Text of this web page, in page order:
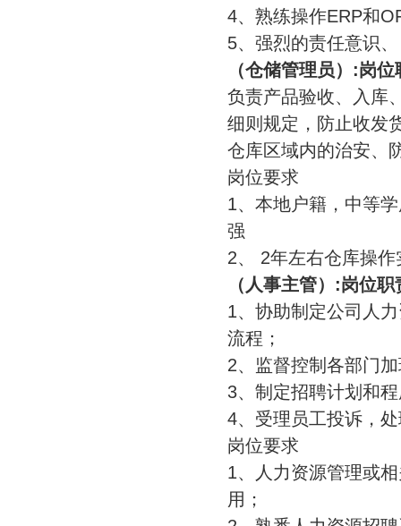
4、熟练操作ERP和
5、强烈的责任意识
（仓储管理员）:岗位
负责产品验收、入库
细则规定，防止收发
仓库区域内的治安、
岗位要求
1、本地户籍，中等
强
2、 2年左右仓库操
（人事主管）:岗位职
1、协助制定公司人
流程；
2、监督控制各部门
3、制定招聘计划和
4、受理员工投诉，
岗位要求
1、人力资源管理或
用；